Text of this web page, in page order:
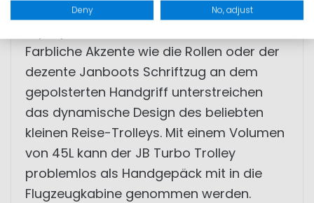
hervorragend um einen Rucksack oder
Farbliche Akzente wie die Rollen oder der
dezente Janboots Schriftzug an dem
gepolsterten Handgriff unterstreichen
das dynamische Design des beliebten
kleinen Reise-Trolleys. Mit einem Volumen
von 45L kann der JB Turbo Trolley
problemlos als Handgepäck mit in die
Flugzeugkabine genommen werden.
Deny No, adjust